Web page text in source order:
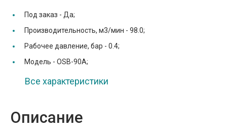
Под заказ - Да;
Производительность, м3/мин - 98.0;
Рабочее давление, бар - 0.4;
Модель - OSB-90A;
Все характеристики
Описание